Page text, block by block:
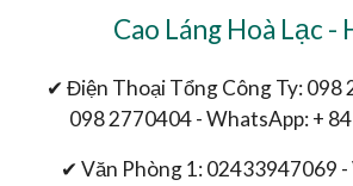
Cao Láng Hoà Lạc -
✔ Điện Thoại Tổng Công Ty: 098
098 2770404 - WhatsApp: +
✔ Văn Phòng 1: 02433947069 -